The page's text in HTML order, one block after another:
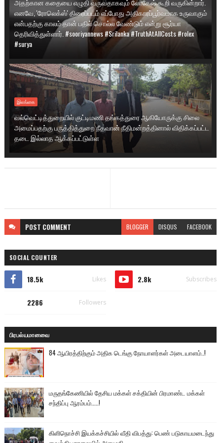
அதற்கான கதையை எழுதி வருவதாகவும் லோகேஷ் கூறி வருகின்றார்.
எனவே, 'ரோலெக்ஸ்' திரைப்படம் எப்போது அதிகாரப்பூர்வமாக உருவாகும்
என்பதற்கு காலம் தான் பதில் சொல்ல வேண்டும் என்று சூர்யா
தெரிவித்துள்ளார். #sooriyannews #Srilanka #TruthAtAllCosts #rolex
#surya
இலங்கை
வல்வெட்டித்துறையில் குட்டிமணி தங்கத்துரை ஆகியோருக்கு சிலை
அமைப்பதற்கு பருத்தித்துறை நீதவான் நீதிமன்றத்தினால் விதிக்கப்பட்ட
தடை இல்லாத ஆக்கப்பட்டுள்ள
POST COMMENT BLOGGER DISQUS FACEBOOK
SOCIAL COUNTER
18.5k Likes 2.8k Subscribes
2286 Followers
பிரபல்யமானவை
84 ஆயிரத்திற்கும் அதிக டெங்கு நோயாளர்கள் அடையாளம்..!
மருதங்கேணியில் தேசிய மக்கள் சக்தியின் பிரமாண்ட மக்கள்
சந்திப்பு ஆரம்பம்.....!
கிளிநொச்சி இயக்கச்சியில் வீதி விபத்து: பெண் படுகாயமடைந்து